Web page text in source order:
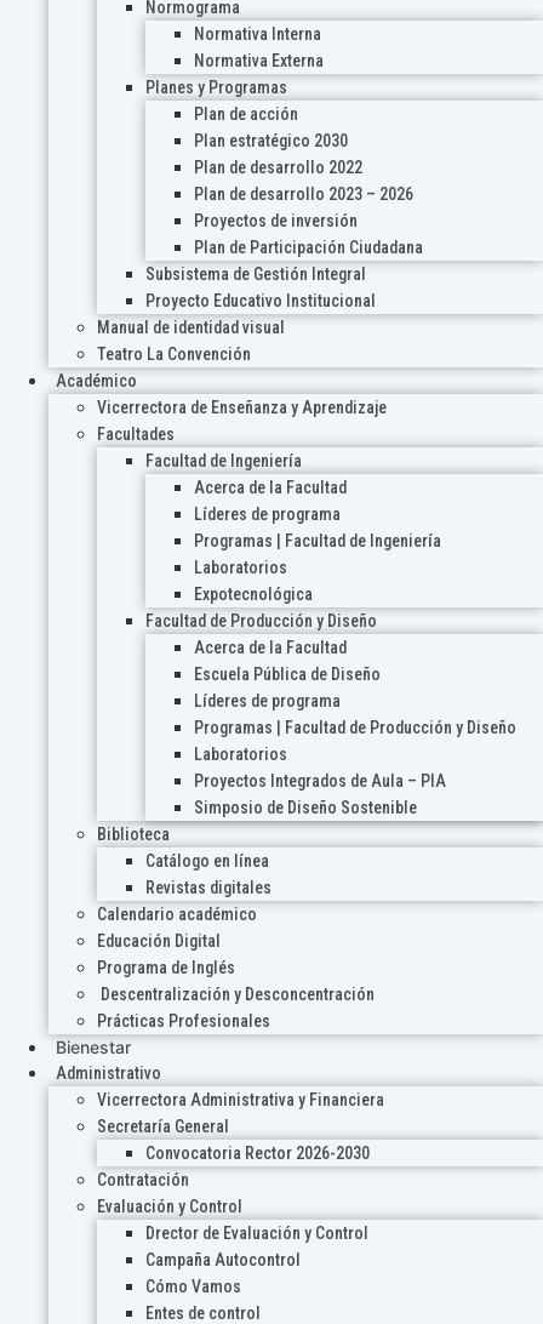
Normograma
Normativa Interna
Normativa Externa
Planes y Programas
Plan de acción
Plan estratégico 2030
Plan de desarrollo 2022
Plan de desarrollo 2023 – 2026
Proyectos de inversión
Plan de Participación Ciudadana
Subsistema de Gestión Integral
Proyecto Educativo Institucional
Manual de identidad visual
Teatro La Convención
Académico
Vicerrectora de Enseñanza y Aprendizaje
Facultades
Facultad de Ingeniería
Acerca de la Facultad
Líderes de programa
Programas | Facultad de Ingeniería
Laboratorios
Expotecnológica
Facultad de Producción y Diseño
Acerca de la Facultad
Escuela Pública de Diseño
Líderes de programa
Programas | Facultad de Producción y Diseño
Laboratorios
Proyectos Integrados de Aula – PIA
Simposio de Diseño Sostenible
Biblioteca
Catálogo en línea
Revistas digitales
Calendario académico
Educación Digital
Programa de Inglés
Descentralización y Desconcentración
Prácticas Profesionales
Bienestar
Administrativo
Vicerrectora Administrativa y Financiera
Secretaría General
Convocatoria Rector 2026-2030
Contratación
Evaluación y Control
Drector de Evaluación y Control
Campaña Autocontrol
Cómo Vamos
Entes de control